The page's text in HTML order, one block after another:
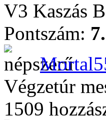
V3 Kaszás
Pontszám:
Végzetúr
1509